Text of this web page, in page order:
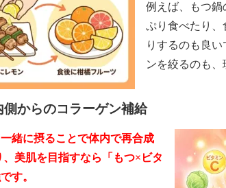
例えば、もつ鍋
ぷり食べたり、
りするのも良
ンを絞るのも、
からのコラーゲン補給
緒に摂ることで体内で再合成
美肌を目指すなら「もつ×ビタ
す。